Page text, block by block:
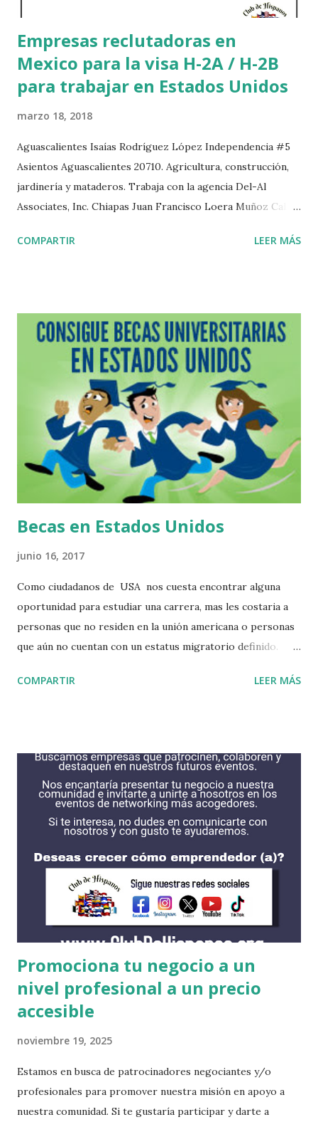
Empresas reclutadoras en
Mexico para la visa H-2A / H-2B
para trabajar en Estados Unidos
marzo 18, 2018
Aguascalientes Isaías Rodríguez López Independencia #5
Asientos Aguascalientes 20710. Agricultura, construcción,
jardinería y mataderos. Trabaja con la agencia Del-Al
Associates, Inc. Chiapas Juan Francisco Loera Muñoz Calle
Confederación Nacional de Productores Mexicanos, S.A.
Serdan #115 Francisco I. Madero Durango 34770.Trabaja
con la agencia Del-Al Associates, Inc. José Guillermo
Mathus Fonseca Adelfa #17 Local 2 Fraccionamiento
Jardines Durango 34200.Trabaja con CSI Labor Services
Guanajuato Antonio Méndez Guerrero #98 Iramuco
Guanajuato.Trabaja con la agencia Van Hoeketen
Greenhouses, Inc. Adrián Martínez Centro Comercial Villas
Manchegas Carretera Libre Guanajuato-Silao Km 5.5
Guanajuato Guanajuato 36250. Especialista en colocación...
COMPARTIR LEER MÁS
Becas en Estados Unidos
junio 16, 2017
Como ciudadanos de USA nos cuesta encontrar alguna
oportunidad para estudiar una carrera, mas les costaria a
personas que no residen en la unión americana o personas
que aún no cuentan con un estatus migratorio definido.
soñar, oportunidades se encuentran alli, solo tienes que
Haciendo todo el esfuerzo posible podrias encontrar
alguna intitucion que acceda a tus necesidades. Algunas de
las instituciones se encuentran en esta lista, son las que
tienen mas las becas para estudiantes internacionales. Cada
solicitud y requisitos. Es recomendable obtener su solicitud
de FAFSA antes de solicitar alguna beca. AMHERST
COLLEGE https://www.amherst.edu/ BATES COLLEGE
http://w...
COMPARTIR LEER MÁS
Promociona tu negocio a un
nivel profesional a un precio
accesible
noviembre 19, 2025
Estamos en busca de patrocinadores negociantes y/o
profesionales para promover nuestra misión en apoyo a
nuestra comunidad. Si te gustaría participar y darte a